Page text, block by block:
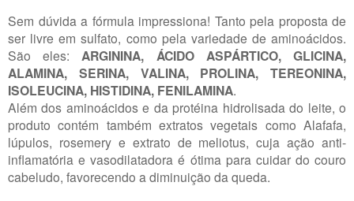
Sem dúvida a fórmula impressiona! Tanto pela proposta de
ser livre em sulfato, como pela variedade de aminoácidos.
São eles: ARGININA, ÁCIDO ASPÁRTICO, GLICINA,
ALAMINA, SERINA, VALINA, PROLINA, TEREONINA,
ISOLEUCINA, HISTIDINA, FENILAMINA.
Além dos aminoácidos e da protéina hidrolisada do leite, o
produto contém também extratos vegetais como Alafafa,
lúpulos, rosemery e extrato de meliotus, cuja ação anti-
inflamatória e vasodilatadora é ótima para cuidar do couro
cabeludo, favorecendo a diminuição da queda.